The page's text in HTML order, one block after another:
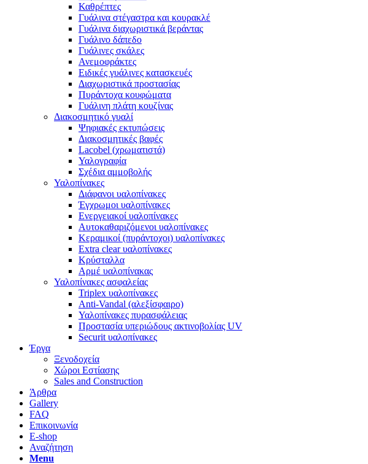
Καθρέπτες
Γυάλινα στέγαστρα και κουρακλέ
Γυάλινα διαχωριστικά βεράντας
Γυάλινο δάπεδο
Γυάλινες σκάλες
Ανεμοφράκτες
Ειδικές γυάλινες κατασκευές
Διαχωριστικά προστασίας
Πυράντοχα κουφώματα
Γυάλινη πλάτη κουζίνας
Διακοσμητικό γυαλί
Ψηφιακές εκτυπώσεις
Διακοσμητικές βαφές
Lacobel (χρωματιστά)
Υαλογραφία
Σχέδια αμμοβολής
Υαλοπίνακες
Διάφανοι υαλοπίνακες
Έγχρωμοι υαλοπίνακες
Ενεργειακοί υαλοπίνακες
Αυτοκαθαριζόμενοι υαλοπίνακες
Κεραμικοί (πυράντοχοι) υαλοπίνακες
Extra clear υαλοπίνακες
Κρύσταλλα
Αρμέ υαλοπίνακας
Υαλοπίνακες ασφαλείας​
Triplex υαλοπίνακες
Anti-Vandal (αλεξίσφαιρο)
Υαλοπίνακες πυρασφάλειας
Προστασία υπεριώδους ακτινοβολίας UV
Securit υαλοπίνακες
Έργα
Ξενοδοχεία
Χώροι Εστίασης
Sales and Construction
Άρθρα
Gallery
FAQ
Επικοινωνία
E-shop
Αναζήτηση
Menu